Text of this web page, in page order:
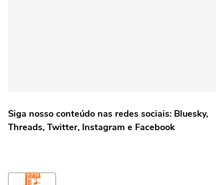
Siga nosso conteúdo nas redes sociais: Bluesky,
Threads, Twitter, Instagram e Facebook